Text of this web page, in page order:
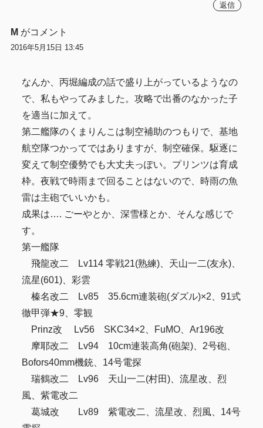
返信
M がコメント
2016年5月15日 13:45
なんか、丙堀編成の話で盛り上がっているようなの
で、私もやってみました。攻略で出番のなかった子
を適当に加えて。
第二艦隊のくまりんこは制空補助のつもりで、基地
航空隊つかってではありますが、制空確保。駆逐に
変えて制空優勢でも大丈夫っぽい。プリンツは育成
枠。夜戦で時雨まで回ることはないので、時雨の魚
雷は主砲でいいかも。
成果は…. ごーやとか、深雪様とか、そんな感じで
す。
第一艦隊
飛龍改二 Lv114 零戦21(熟練)、天山一二(友永)、
流星(601)、彩雲
榛名改二 Lv85 35.6cm連装砲(ダズル)×2、91式
徹甲弾★9、零観
Prinz改 Lv56 SKC34×2、FuMO、Ar196改
摩耶改二 Lv94 10cm連装高角(砲架)、2号砲、
Bofors40mm機銃、14号電探
瑞鶴改二 Lv96 天山一二(村田)、流星改、烈
風、紫電改二
葛城改 Lv89 紫電改二、流星改、烈風、14号